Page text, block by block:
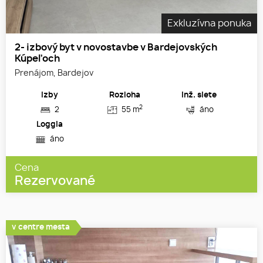
Exkluzívna ponuka
2- izbový byt v novostavbe v Bardejovských
Kúpeľoch
Prenájom, Bardejov
Izby
2
Rozloha
55 m2
Inž. siete
áno
Loggia
áno
Cena
Rezervované
v centre mesta